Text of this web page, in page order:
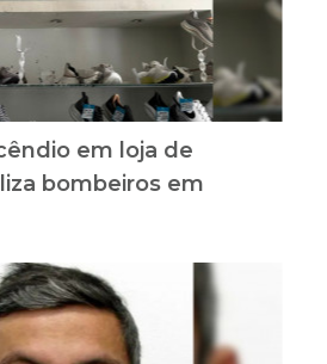
em loja de
bombeiros em